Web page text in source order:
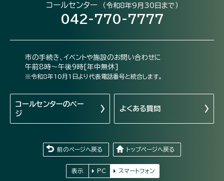
コールセンター （令和8年9月30日まで）
042-770-7777
市の手続き、イベントや施設のお問い合わせに
午前8時～午後9時[年中無休]
※令和8年10月1日より代表電話番号と統合します。
コールセンターのペー
ジ
よくある質問
前のページへ戻る トップページへ戻る
表示 PC スマートフォン